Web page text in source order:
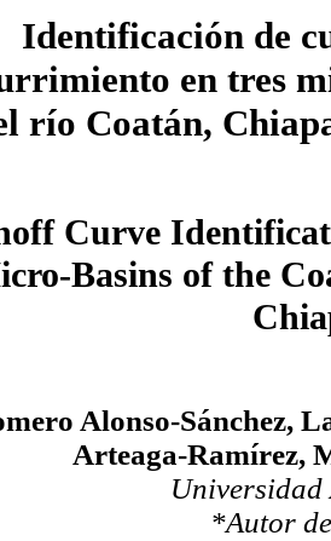
Identificación de
en tres
río Coatán,
Curve
Basins of the
Alonso-Sánchez,
Arteaga-Ramírez,
Universidad
*Autor